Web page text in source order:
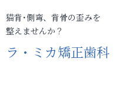
猫背･側弯、背骨の歪みを
整えませんか？
ラ・ミカ矯正歯科